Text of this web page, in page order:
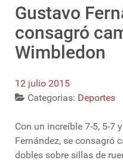
Gustavo
consagró
Wimbledon
12 julio 2015
Categorias: Deportes
Con un increíble 7-5, 5-7
Fernández, se consagró
dobles sobre sillas de